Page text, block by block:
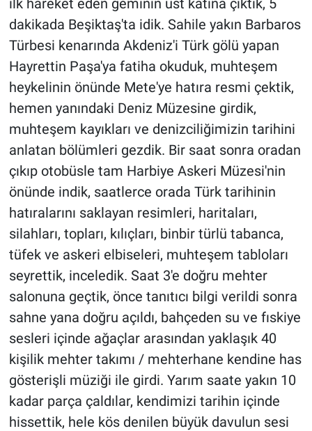
dakikada Beşiktaş'ta idik. Sahile yakın Barbaros
Türbesi kenarında Akdeniz'i Türk gölü yapan
Hayrettin Paşa'ya fatiha okuduk, muhteşem
heykelinin önünde Mete'ye hatıra resmi çektik,
hemen yanındaki Deniz Müzesine girdik,
muhteşem kayıkları ve denizciliğimizin tarihini
anlatan bölümleri gezdik. Bir saat sonra oradan
çıkıp otobüsle tam Harbiye Askeri Müzesi'nin
önünde indik, saatlerce orada Türk tarihinin
hatıralarını saklayan resimleri, haritaları,
silahları, topları, kılıçları, binbir türlü tabanca,
tüfek ve askeri elbiseleri, muhteşem tabloları
seyrettik, inceledik. Saat 3'e doğru mehter
salonuna geçtik, önce tanıtıcı bilgi verildi sonra
sahne yana doğru açıldı, bahçeden su ve fıskiye
sesleri içinde ağaçlar arasından yaklaşık 40
kişilik mehter takımı / mehterhane kendine has
gösterişli müziği ile girdi. Yarım saate yakın 10
kadar parça çaldılar, kendimizi tarihin içinde
hissettik, hele kös denilen büyük davulun sesi